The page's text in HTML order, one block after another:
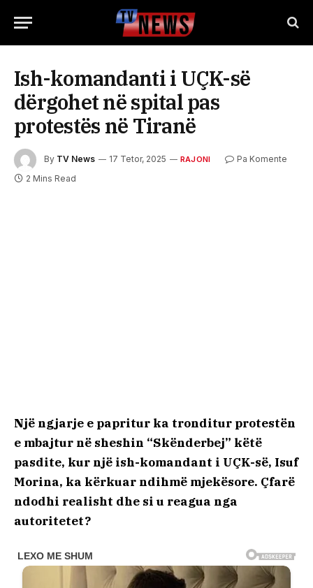
Ish-komandanti i UÇK-së
dërgohet në spital pas
protestës në Tiranë
By TV News 17 Tetor, 2025 RAJONI
Pa Komente
2 Mins Read
Një ngjarje e papritur ka tronditur protestën
e mbajtur në sheshin “Skënderbej” këtë
pasdite, kur një ish-komandant i UÇK-së, Isuf
Morina, ka kërkuar ndihmë mjekësore. Çfarë
ndodhi realisht dhe si u reagua nga
autoritetet?